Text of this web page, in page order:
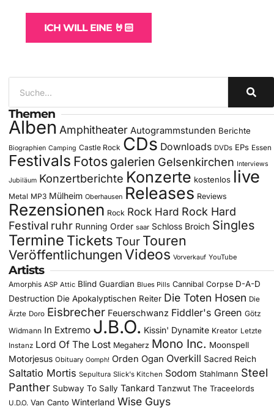
ICH WILL EINE 🤘🏻
Themen
Alben Amphitheater Autogrammstunden Berichte
Biographien Camping Castle Rock CDs Downloads DVDs EPs Essen
Festivals Fotos galerien Gelsenkirchen Interviews
Jubiläum Konzertberichte Konzerte kostenlos live
Metal MP3 Mülheim Oberhausen Releases Reviews
Rezensionen Rock Rock Hard Rock Hard
Festival ruhr Running Order saar Schloss Broich Singles
Termine Tickets Tour Touren
Veröffentlichungen Videos Vorverkauf YouTube
Artists
Amorphis ASP Attic Blind Guardian Blues Pills Cannibal Corpse D-A-D
Destruction Die Apokalyptischen Reiter Die Toten Hosen Die
Ärzte Doro Eisbrecher Feuerschwanz Fiddler's Green Götz
Widmann In Extremo J.B.O. Kissin' Dynamite Kreator Letzte
Instanz Lord Of The Lost Megaherz Mono Inc. Moonspell
Motorjesus Obituary Oomph! Orden Ogan Overkill Sacred Reich
Saltatio Mortis Sepultura Slick's Kitchen Sodom Stahlmann Steel
Panther Subway To Sally Tankard Tanzwut The Traceelords
U.D.O. Van Canto Winterland Wise Guys